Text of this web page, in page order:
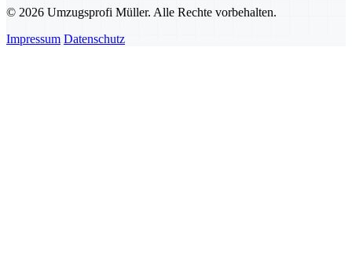
© 2026 Umzugsprofi Müller. Alle Rechte vorbehalten.
Impressum Datenschutz